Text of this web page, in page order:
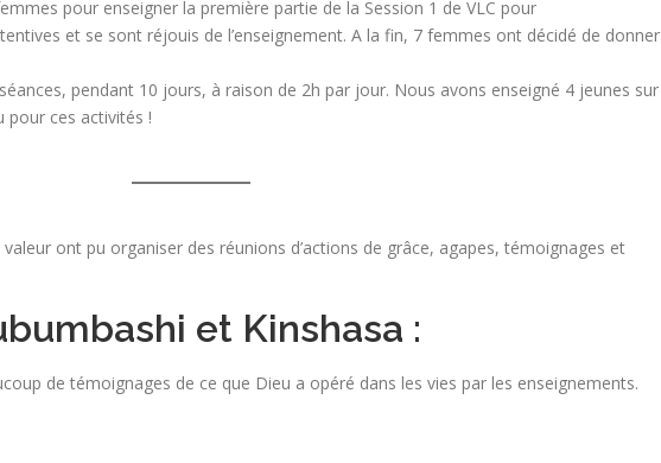
pour enseigner la première partie de la Session 1 de VLC pour
et se sont réjouis de l’enseignement. A la fin, 7 femmes ont décidé de donner
pendant 10 jours, à raison de 2h par jour. Nous avons enseigné 4 jeunes sur
pour ces activités !
ont pu organiser des réunions d’actions de grâce, agapes, témoignages et
et Kinshasa :
de témoignages de ce que Dieu a opéré dans les vies par les enseignements.